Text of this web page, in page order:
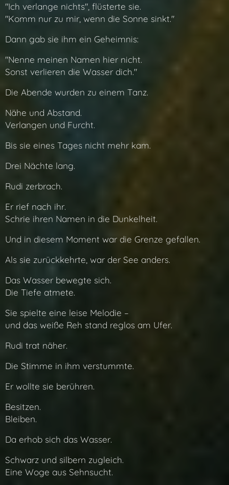
"Ich verlange nichts", flüsterte sie.
"Komm nur zu mir, wenn die Sonne sinkt."
Dann gab sie ihm ein Geheimnis:
"Nenne meinen Namen hier nicht.
Sonst verlieren die Wasser dich."
Die Abende wurden zu einem Tanz.
Nähe und Abstand.
Verlangen und Furcht.
Bis sie eines Tages nicht mehr kam.
Drei Nächte lang.
Rudi zerbrach.
Er rief nach ihr.
Schrie ihren Namen in die Dunkelheit.
Und in diesem Moment war die Grenze gefallen.
Als sie zurückkehrte, war der See anders.
Das Wasser bewegte sich.
Die Tiefe atmete.
Sie spielte eine leise Melodie –
und das weiße Reh stand reglos am Ufer.
Rudi trat näher.
Die Stimme in ihm verstummte.
Er wollte sie berühren.
Besitzen.
Bleiben.
Da erhob sich das Wasser.
Schwarz und silbern zugleich.
Eine Woge aus Sehnsucht.